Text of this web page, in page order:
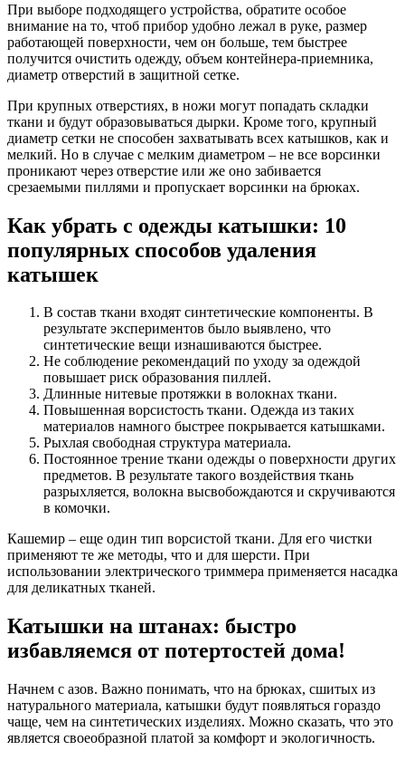
При выборе подходящего устройства, обратите особое
внимание на то, чтоб прибор удобно лежал в руке, размер
работающей поверхности, чем он больше, тем быстрее
получится очистить одежду, объем контейнера-приемника,
диаметр отверстий в защитной сетке.
При крупных отверстиях, в ножи могут попадать складки
ткани и будут образовываться дырки. Кроме того, крупный
диаметр сетки не способен захватывать всех катышков, как и
мелкий. Но в случае с мелким диаметром – не все ворсинки
проникают через отверстие или же оно забивается
срезаемыми пиллями и пропускает ворсинки на брюках.
Как убрать с одежды катышки: 10
популярных способов удаления
катышек
В состав ткани входят синтетические компоненты. В
результате экспериментов было выявлено, что
синтетические вещи изнашиваются быстрее.
Не соблюдение рекомендаций по уходу за одеждой
повышает риск образования пиллей.
Длинные нитевые протяжки в волокнах ткани.
Повышенная ворсистость ткани. Одежда из таких
материалов намного быстрее покрывается катышками.
Рыхлая свободная структура материала.
Постоянное трение ткани одежды о поверхности других
предметов. В результате такого воздействия ткань
разрыхляется, волокна высвобождаются и скручиваются
в комочки.
Кашемир – еще один тип ворсистой ткани. Для его чистки
применяют те же методы, что и для шерсти. При
использовании электрического триммера применяется насадка
для деликатных тканей.
Катышки на штанах: быстро
избавляемся от потертостей дома!
Начнем с азов. Важно понимать, что на брюках, сшитых из
натурального материала, катышки будут появляться гораздо
чаще, чем на синтетических изделиях. Можно сказать, что это
является своеобразной платой за комфорт и экологичность.